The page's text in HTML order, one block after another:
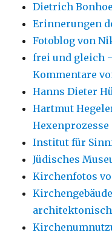
Dietrich
Erinnerungen
Fotoblog von
frei und gleich
Kommentare
Hanns Dieter
Hartmut
Hexenprozesse
Institut für
Jüdisches
Kirchenfotos